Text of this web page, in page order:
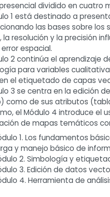
dividido en cuatro
1 está destinado a
las bases sobre
la resolución y la precisión
espacial.
2 continúa el aprendizaje
para variables
el etiquetado de capas
3 se centra en la edición
como de sus atributos
el Módulo 4 introduce el
de mapas temáticos
1. Los fundamentos
y manejo básico de
2. Simbología y
3. Edición de datos
4. Herramienta de